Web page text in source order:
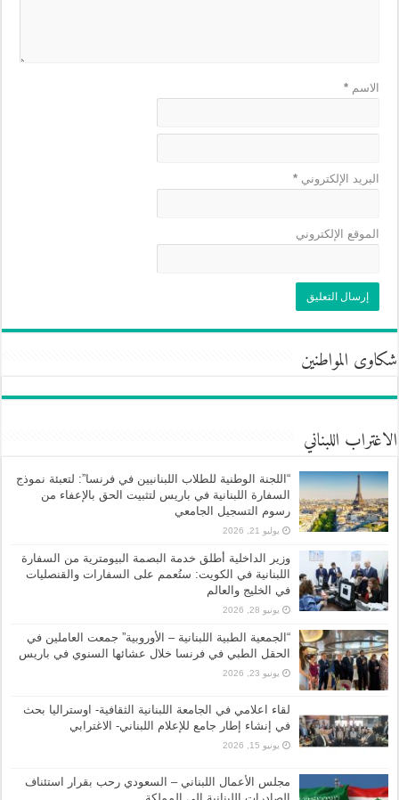
الاسم*
البريد الإلكتروني*
الموقع الإلكتروني
شكاوى المواطنين
الاغتراب اللبناني
“اللجنة الوطنية للطلاب اللبنانيين في فرنسا”: لتعبئة نموذج
السفارة اللبنانية في باريس لتثبيت الحق بالإعفاء من
رسوم التسجيل الجامعي
يوليو 21, 2026
وزير الداخلية أطلق خدمة البصمة البيومترية من السفارة
اللبنانية في الكويت: ستُعمم على السفارات والقنصليات
في الخليج والعالم
يونيو 28, 2026
“الجمعية الطبية اللبنانية – الأوروبية” جمعت العاملين في
الحقل الطبي في فرنسا خلال عشائها السنوي في باريس
يونيو 23, 2026
لقاء اعلامي في الجامعة اللبنانية الثقافية- اوستراليا بحث
في إنشاء إطار جامع للإعلام اللبناني- الاغترابي
يونيو 15, 2026
مجلس الأعمال اللبناني – السعودي رحب بقرار استئناف